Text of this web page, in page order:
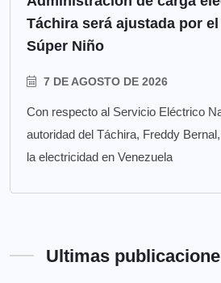
Táchira será ajustada por
Súper Niño
7 DE AGOSTO DE 2026
Con respecto al Servicio Eléctrico
autoridad del Táchira, Freddy
la electricidad en Venezuela
Ultimas